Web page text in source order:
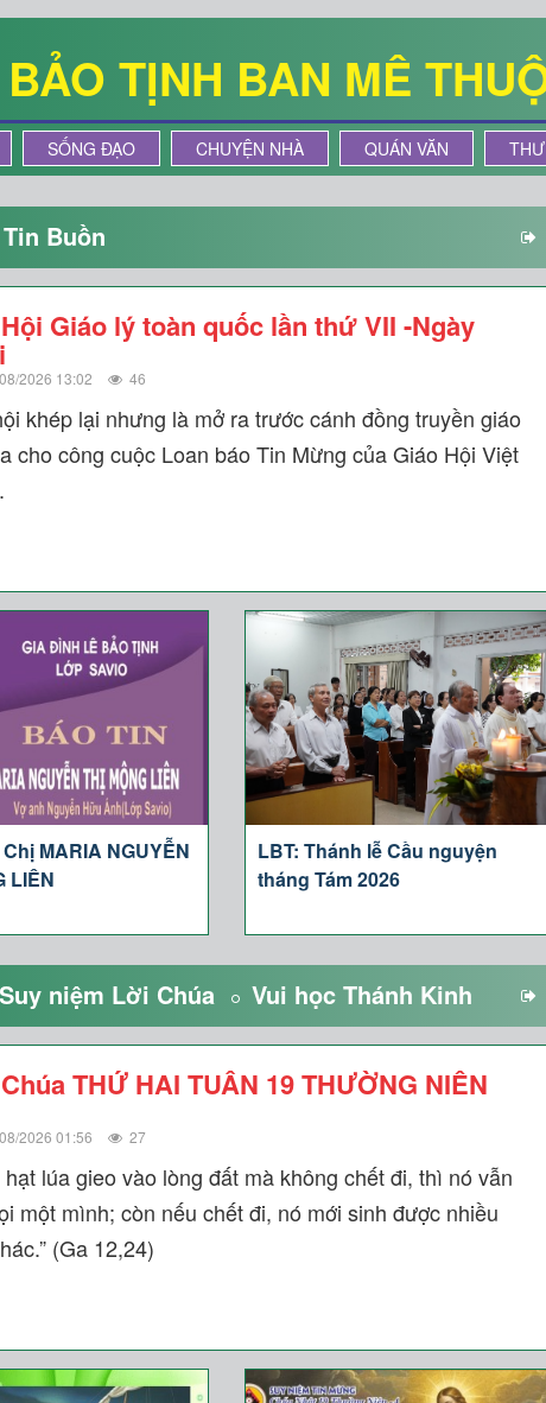
TỊNH BAN MÊ
SỐNG ĐẠO CHUYỆN NHÀ QUÁN VĂN
Tin Buồn
Giáo lý toàn quốc lần thứ VII -Ngày
2026 13:02 46
khép lại nhưng là mở ra trước cánh đồng truyền giáo
cho công cuộc Loan báo Tin Mừng của Giáo Hội Việt
MARIA NGUYỄN
LIÊN
LBT: Thánh lễ Cầu nguyện
tháng Tám 2026
Suy niệm Lời Chúa Vui học Thánh Kinh
THỨ HAI TUẦN 19 THƯỜNG NIÊN
2026 01:56 27
hạt lúa gieo vào lòng đất mà không chết đi, thì nó vẫn
một mình; còn nếu chết đi, nó mới sinh được nhiều
(Ga 12,24)